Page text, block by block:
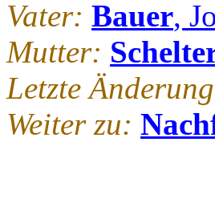
Vater: Bauer,
Mutter:
Letzte
Weiter zu: